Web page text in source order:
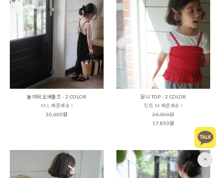
놀이터 오버롤즈 - 2 COLOR
M,L 빠른배송 !
30,600원
모니 TOP - 2 COLOR
민트 M 빠른배송 !
25,500원
17,850원